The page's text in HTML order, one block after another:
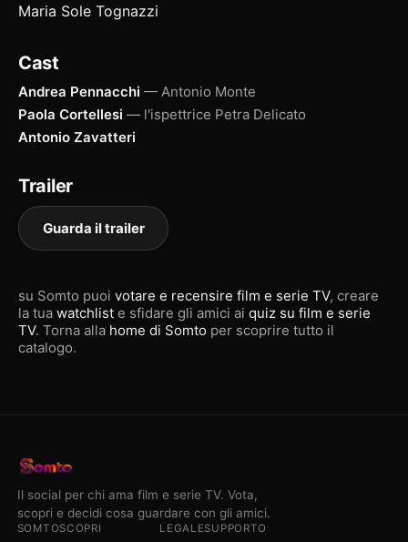
Maria Sole Tognazzi
Cast
Andrea Pennacchi — Antonio Monte
Paola Cortellesi — l'ispettrice Petra Delicato
Antonio Zavatteri
Trailer
Guarda il trailer
su Somto puoi votare e recensire film e serie TV, creare
la tua watchlist e sfidare gli amici ai quiz su film e serie
TV. Torna alla home di Somto per scoprire tutto il
catalogo.
Il social per chi ama film e serie TV. Vota,
scopri e decidi cosa guardare con gli amici.
SOMTOSCOPRI LEGALESUPPORTO